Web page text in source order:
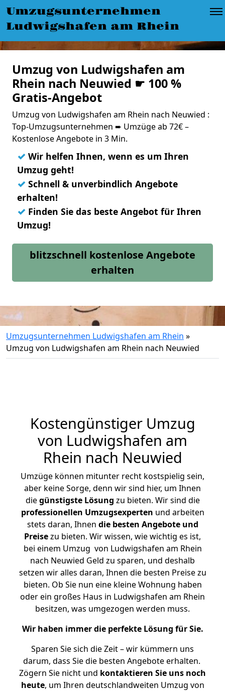
Umzugsunternehmen
Ludwigshafen am Rhein
Umzug von Ludwigshafen am
Rhein nach Neuwied ☛ 100 %
Gratis-Angebot
Umzug von Ludwigshafen am Rhein nach Neuwied :
Top-Umzugsunternehmen ➨ Umzüge ab 72€ –
Kostenlose Angebote in 3 Min.
✓ Wir helfen Ihnen, wenn es um Ihren
Umzug geht!
✓ Schnell & unverbindlich Angebote
erhalten!
✓ Finden Sie das beste Angebot für Ihren
Umzug!
blitzschnell kostenlose Angebote
erhalten
Umzugsunternehmen Ludwigshafen am Rhein »
Umzug von Ludwigshafen am Rhein nach Neuwied
Kostengünstiger Umzug
von Ludwigshafen am
Rhein nach Neuwied
Umzüge können mitunter recht kostspielig sein,
aber keine Sorge, denn wir sind hier, um Ihnen
diegünstigste Lösung zu bieten. Wir sind die
professionellen Umzugsexperten und arbeiten
stets daran, Ihnen die besten Angebote und
Preisezu bieten. Wir wissen, wie wichtig es ist,
bei einem Umzug von Ludwigshafen am Rhein
nach Neuwied Geld zu sparen, und deshalb
setzen wir alles daran, Ihnen die besten Preise zu
bieten. Ob Sie nun eine kleine Wohnung haben
oder ein großes Haus in Ludwigshafen am Rhein
besitzen, was umgezogen werden muss.
Wir haben immer die perfekte Lösung für Sie.
Sparen Sie sich die Zeit – wir kümmern uns
darum, dass Sie die besten Angebote erhalten.
Zögern Sie nicht und kontaktieren Sie uns noch
heute, um Ihren deutschlandweiten Umzug von